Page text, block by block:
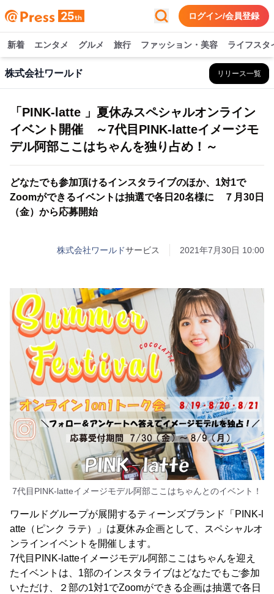
ログイン/会員登録
新着 エンタメ グルメ 旅行 ファッション・美容 ライフスタ
株式会社ワールド リリース一覧
「PINK-latte 」夏休みスペシャルオンライン
イベント開催 ～7代目PINK-latteイメージモ
デル阿部ここはちゃんを独り占め！～
どなたでも参加頂けるインスタライブのほか、1対1で
Zoomができるイベントは抽選で各日20名様に ７月30日
（金）から応募開始
株式会社ワールドサービス 2021年7月30日 10:00
7代目PINK-latteイメージモデル阿部ここはちゃんとのイベント！
ワールドグループが展開するティーンズブランド「PINK-l
atte（ピンク ラテ）」は夏休み企画として、スペシャルオ
ンラインイベントを開催します。
7代目PINK-latteイメージモデル阿部ここはちゃんを迎え
たイベントは、1部のインスタライブはどなたでもご参加
いただけ、２部の1対1でZoomができる企画は抽選で各日